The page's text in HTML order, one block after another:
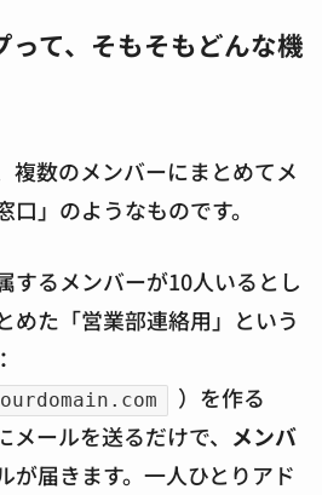
って、そもそもどんな機
複数のメンバーにまとめてメ
」 のようなものです。
するメンバーが10人いるとし
めた「営業部連絡用」という
）を作る
ールを送るだけで、 メンバ
が届きます。一人ひとりアド